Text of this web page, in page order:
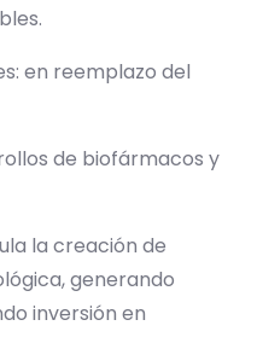
en reemplazo del
de biofármacos y
la creación de
generando
inversión en